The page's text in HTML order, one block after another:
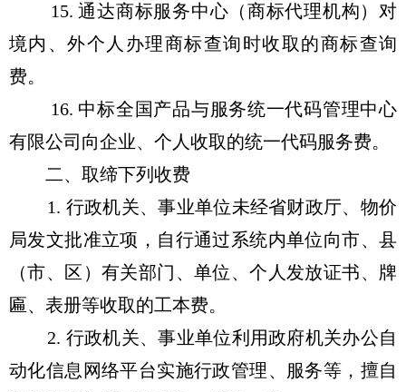
15. 通达商标服务中心（商标代理机构）对
境内、外个人办理商标查询时收取的商标查询
费。
16. 中标全国产品与服务统一代码管理中心
有限公司向企业、个人收取的统一代码服务费。
二、取缔下列收费
1. 行政机关、事业单位未经省财政厅、物价
局发文批准立项，自行通过系统内单位向市、县
（市、区）有关部门、单位、个人发放证书、牌
匾、表册等收取的工本费。
2. 行政机关、事业单位利用政府机关办公自
动化信息网络平台实施行政管理、服务等，擅自